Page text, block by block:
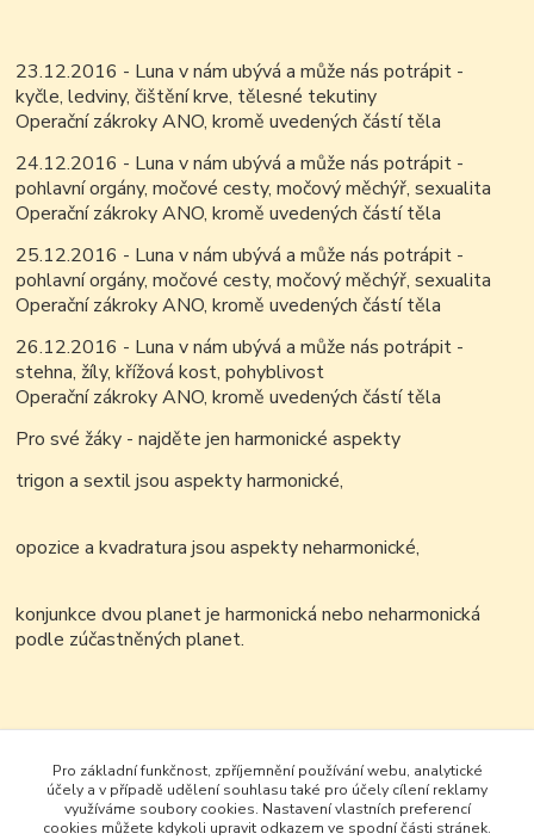
23.12.2016 - Luna v nám ubývá a může nás potrápit -
kyčle, ledviny, čištění krve, tělesné tekutiny
Operační zákroky ANO, kromě uvedených částí těla
24.12.2016 - Luna v nám ubývá a může nás potrápit -
pohlavní orgány, močové cesty, močový měchýř, sexualita
Operační zákroky ANO, kromě uvedených částí těla
25.12.2016 - Luna v nám ubývá a může nás potrápit -
pohlavní orgány, močové cesty, močový měchýř, sexualita
Operační zákroky ANO, kromě uvedených částí těla
26.12.2016 - Luna v nám ubývá a může nás potrápit -
stehna, žíly, křížová kost, pohyblivost
Operační zákroky ANO, kromě uvedených částí těla
Pro své žáky - najděte jen harmonické aspekty
trigon a sextil jsou aspekty harmonické,
opozice a kvadratura jsou aspekty neharmonické,
konjunkce dvou planet je harmonická nebo neharmonická
podle zúčastněných planet.
Pro základní funkčnost, zpříjemnění používání webu, analytické
účely a v případě udělení souhlasu také pro účely cílení reklamy
využíváme soubory cookies. Nastavení vlastních preferencí
cookies můžete kdykoli upravit odkazem ve spodní části stránek.